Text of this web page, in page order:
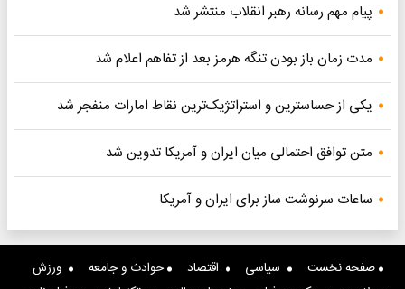
پیام مهم رسانه رهبر انقلاب منتشر شد
مدت زمان باز بودن تنگه هرمز بعد از تفاهم اعلام شد
یکی از حساسترین و استراتژیک‌ترین نقاط امارات منفجر شد
متن توافق احتمالی میان ایران و آمریکا تدوین شد
ساعات سرنوشت ساز برای ایران و آمریکا
صفحه نخست سیاسی اقتصاد حوادث و جامعه
ورزش